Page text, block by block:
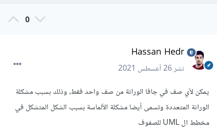
0
Hassan Hedr
نشر26 أغسطس 2021
يمكن لأي صف في جافا الوراثة من صف واحد فقط، وذلك بسبب مشكلة
الوراثة المتعددة وتسمى أيضا مشكلة الألماسة بسبب الشكل المتشكل في
مخطط ال UML للصفوف